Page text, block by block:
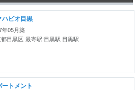
ハビオ目黒
年05月築
目黒区 最寄駅:目黒駅 目黒駅
ートメント